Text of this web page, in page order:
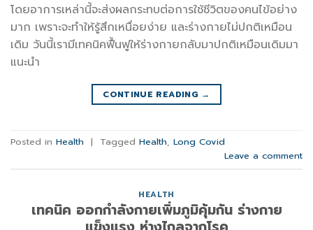
โดยอาการเหล่านี้จะส่งผลกระทบต่อการใช้ชีวิตของคนไข้อย่าง
มาก เพราะจะทำให้รู้สึกเหนื่อยง่าย และร่างกายไม่ปกติเหมือน
เดิม วันนี้เรามีเทคนิคฟื้นฟูให้ร่างกายกลับมาปกติเหมือนเดิมมา
แนะนำ
CONTINUE READING →
Posted in Health | Tagged Health, Long Covid
Leave a comment
HEALTH
เทคนิค ออกกำลังกายเพิ่มภูมิคุ้มกัน ร่างกาย